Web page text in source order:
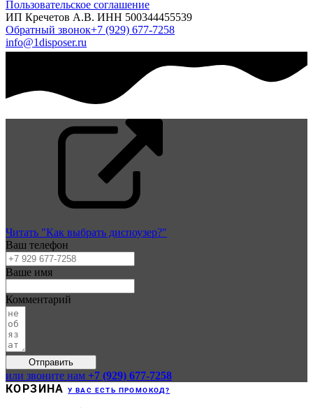
Пользовательское соглашение
ИП Кречетов А.В. ИНН 500344455539
Обратный звонок+7 (929) 677-7258
info@1disposer.ru
Читать "Как выбрать диспоузер?"
Ваш телефон
Ваше имя
Комментарий
Отправить
или звоните нам +7 (929) 677-7258
КОРЗИНАУ ВАС ЕСТЬ ПРОМОКОД?